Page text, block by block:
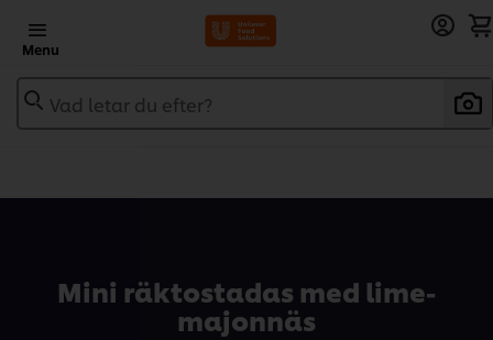
Menu
Vad letar du efter?
Mini räktostadas med lime-
majonnäs